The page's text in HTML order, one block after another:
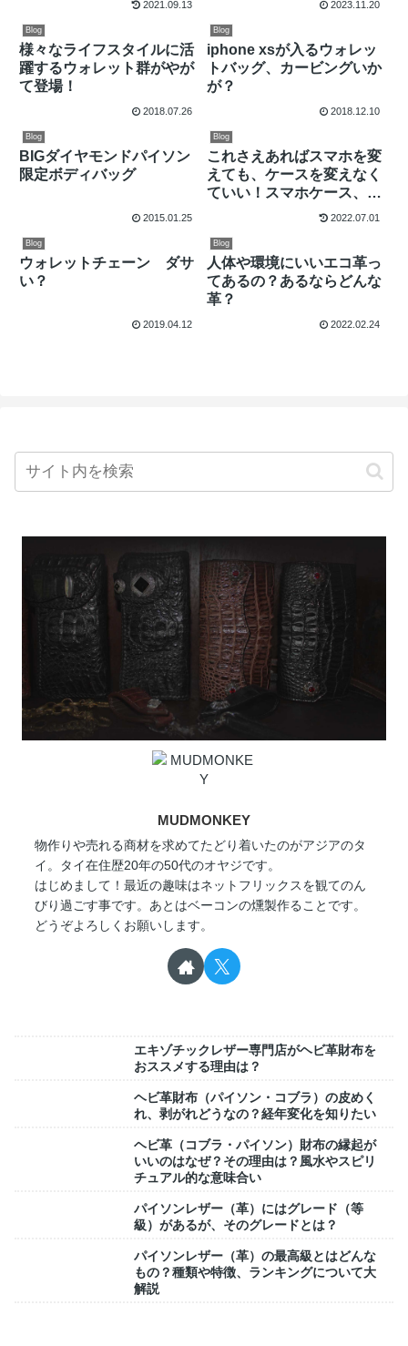
2021.09.13 2023.11.20
Blog
様々なライフスタイルに活
躍するウォレット群がやが
て登場！
2018.07.26
Blog
iphone xsが入るウォレッ
トバッグ、カービングいか
が？
2018.12.10
Blog
BIGダイヤモンドパイソン
限定ボディバッグ
2015.01.25
Blog
これさえあればスマホを変
えても、ケースを変えなく
ていい！スマホケース、ス
2022.07.01
Blog
ウォレットチェーン ダサ
い？
2019.04.12
Blog
人体や環境にいいエコ革っ
てあるの？あるならどんな
革？
2022.02.24
MUDMONKEY
物作りや売れる商材を求めてたどり着いたのがアジアのタ
イ。タイ在住歴20年の50代のオヤジです。
はじめまして！最近の趣味はネットフリックスを観てのん
びり過ごす事です。あとはベーコンの燻製作ることです。
どうぞよろしくお願いします。
エキゾチックレザー専門店がヘビ革財布を
おススメする理由は？
ヘビ革財布（パイソン・コブラ）の皮めく
れ、剥がれどうなの？経年変化を知りたい
ヘビ革（コブラ・パイソン）財布の縁起が
いいのはなぜ？その理由は？風水やスピリ
チュアル的な意味合い
パイソンレザー（革）にはグレード（等
級）があるが、そのグレードとは？
パイソンレザー（革）の最高級とはどんな
もの？種類や特徴、ランキングについて大
解説